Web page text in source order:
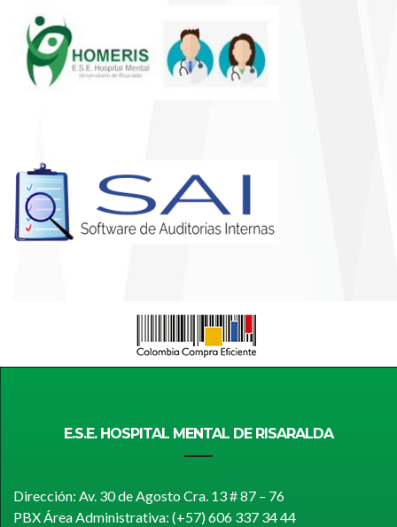
E.S.E. HOSPITAL MENTAL DE RISARALDA
Dirección: Av. 30 de Agosto Cra. 13 # 87 – 76
PBX Área Administrativa: (+57) 606 337 34 44